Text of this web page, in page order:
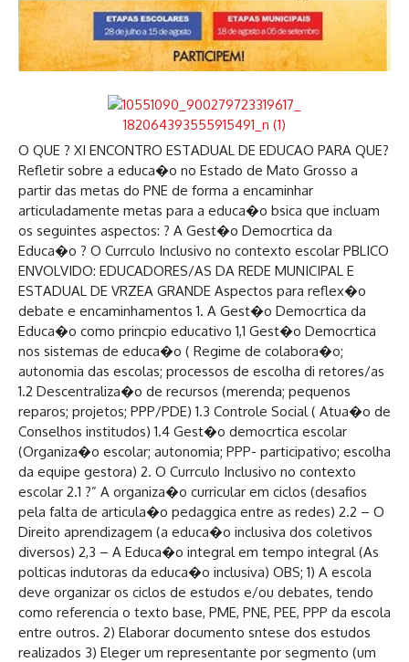
O QUE ? XI ENCONTRO ESTADUAL DE EDUCAO PARA QUE?
Refletir sobre a educa�o no Estado de Mato Grosso a
partir das metas do PNE de forma a encaminhar
articuladamente metas para a educa�o bsica que incluam
os seguintes aspectos: ? A Gest�o Democrtica da
Educa�o ? O Currculo Inclusivo no contexto escolar PBLICO
ENVOLVIDO: EDUCADORES/AS DA REDE MUNICIPAL E
ESTADUAL DE VRZEA GRANDE Aspectos para reflex�o
debate e encaminhamentos 1. A Gest�o Democrtica da
Educa�o como princpio educativo 1,1 Gest�o Democrtica
nos sistemas de educa�o ( Regime de colabora�o;
autonomia das escolas; processos de escolha di retores/as
1.2 Descentraliza�o de recursos (merenda; pequenos
reparos; projetos; PPP/PDE) 1.3 Controle Social ( Atua�o de
Conselhos institudos) 1.4 Gest�o democrtica escolar
(Organiza�o escolar; autonomia; PPP- participativo; escolha
da equipe gestora) 2. O Currculo Inclusivo no contexto
escolar 2.1 ?” A organiza�o curricular em ciclos (desafios
pela falta de articula�o pedaggica entre as redes) 2.2 – O
Direito aprendizagem (a educa�o inclusiva dos coletivos
diversos) 2,3 – A Educa�o integral em tempo integral (As
polticas indutoras da educa�o inclusiva) OBS; 1) A escola
deve organizar os ciclos de estudos e/ou debates, tendo
como referencia o texto base, PME, PNE, PEE, PPP da escola
entre outros. 2) Elaborar documento sntese dos estudos
realizados 3) Eleger um representante por segmento (um